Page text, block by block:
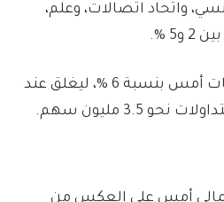
واتحاد اتصالات، وعلم،
%.
وتصدر سهم ثمار ارتفاعات أمس بنسبة 6 %، ليغلق عند